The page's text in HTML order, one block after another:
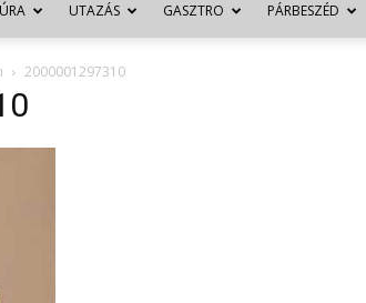
UTAZÁS GASZTRO PÁRBESZÉD
2000001297310